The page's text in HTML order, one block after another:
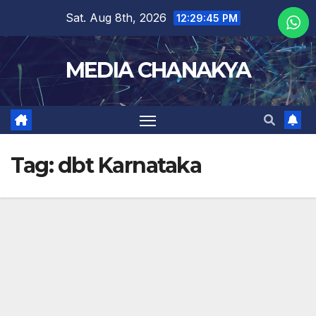
Sat. Aug 8th, 2026 12:29:46 PM
MEDIA CHANAKYA
Tag:dbt Karnataka